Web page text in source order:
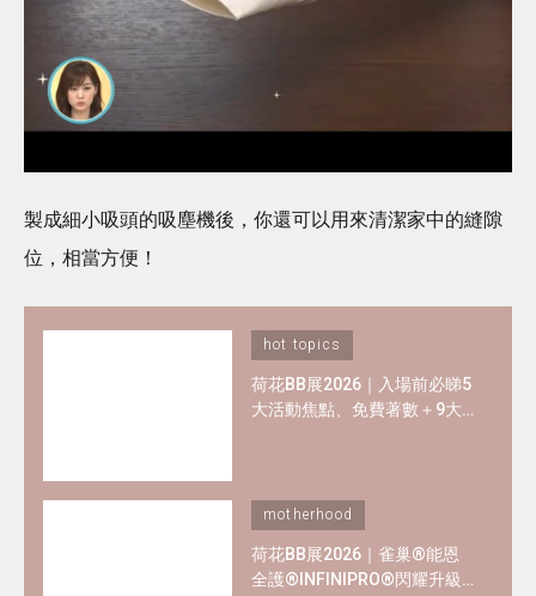
製成細小吸頭的吸塵機後，你還可以用來清潔家中的縫隙
位，相當方便！
hot topics
荷花BB展2026｜入場前必睇5
大活動焦點、免費著數＋9大
motherhood
荷花BB展2026｜雀巢®能恩
全護®INFINIPRO®閃耀升級